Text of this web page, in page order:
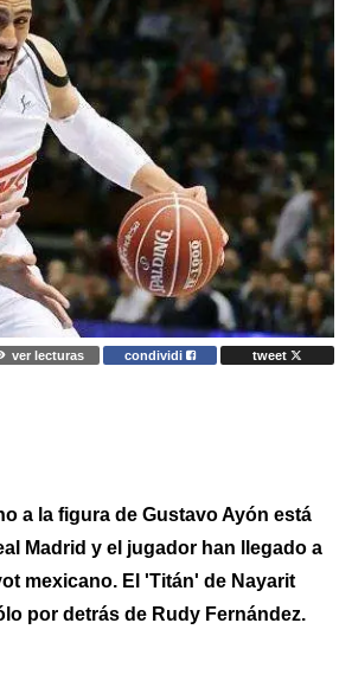
ver lecturas condividi tweet
a la figura de Gustavo Ayón está
Madrid y el jugador han llegado a
mexicano. El 'Titán' de Nayarit
por detrás de Rudy Fernández.